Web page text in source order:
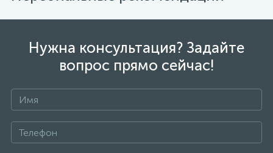
Нужна консультация? Задайте
вопрос прямо сейчас!